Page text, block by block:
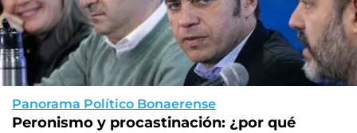
Panorama Político Bonaerense
Peronismo y procastinación: ¿por qué